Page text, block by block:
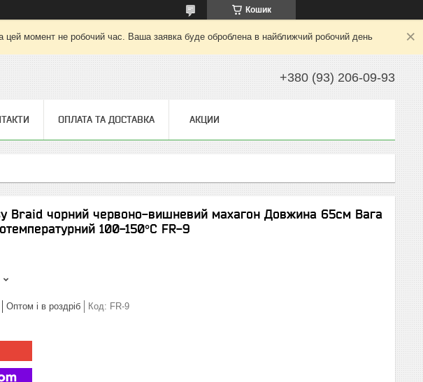
Кошик
цей момент не робочий час. Ваша заявка буде оброблена в найближчий робочий день
+380 (93) 206-09-93
ОПЛАТА ТА ДОСТАВКА АКЦИИ
Braid чорний червоно-вишневий махагон Довжина 65см Вага
100-150°С FR-9
Оптом і в роздріб Код: FR-9